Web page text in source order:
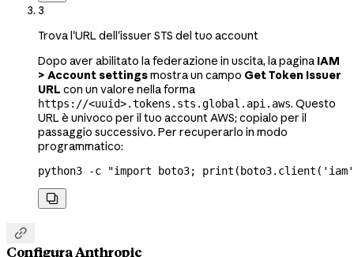
3
Trova l'URL dell'issuer STS del tuo account
Dopo aver abilitato la federazione in uscita, la pagina IAM
> Account settingsmostra un campo Get Token Issuer
URL con un valore nella forma
https://<uuid>.tokens.sts.global.api.aws. Questo
URL è univoco per il tuo account AWS; copialo per il
passaggio successivo. Per recuperarlo in modo
programmatico:
python3 -c "import boto3;


Configura Anthropic